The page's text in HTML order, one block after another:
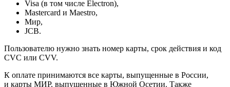
Visa (в том числе Electron),
Masterсard и Maestro,
Мир,
JCB.
Пользователю нужно знать номер карты, срок действия и код
CVC или CVV.
К оплате принимаются все карты, выпущенные в России,
и карты МИР, выпущенные в Южной Осетии. Также